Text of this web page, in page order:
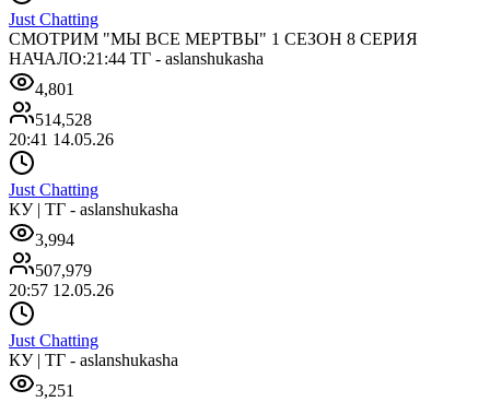
Just Chatting
СМОТРИМ "МЫ ВСЕ МЕРТВЫ" 1 СЕЗОН 8 СЕРИЯ
НАЧАЛО:21:44 ТГ - aslanshukasha
4,801
514,528
20:41 14.05.26
Just Chatting
КУ | ТГ - aslanshukasha
3,994
507,979
20:57 12.05.26
Just Chatting
КУ | ТГ - aslanshukasha
3,251